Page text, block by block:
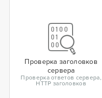
Проверка заголовков
сервера
Проверка ответов сервера,
HTTP заголовков